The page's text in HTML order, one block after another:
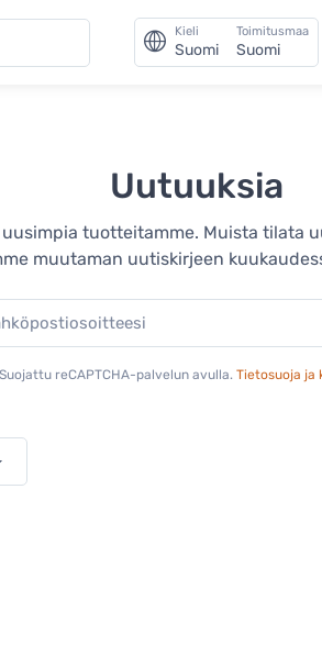
Kieli
Suomi
Toimitusmaa
Suomi
Uutuuksia
tuotteitamme. Muista tilata
muutaman uutiskirjeen
Suojattu reCAPTCHA-palvelun avulla. Tietosuoja ja